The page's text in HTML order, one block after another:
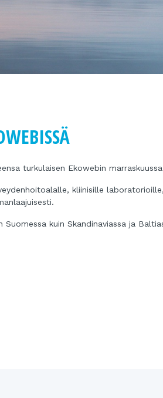
turkulaisen Ekowebin
kliinisille
kuin Skandinaviassa ja